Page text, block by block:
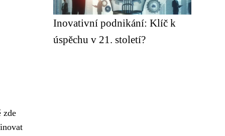
zde
Inovativní podnikání: Klíč k
úspěchu v 21. století?